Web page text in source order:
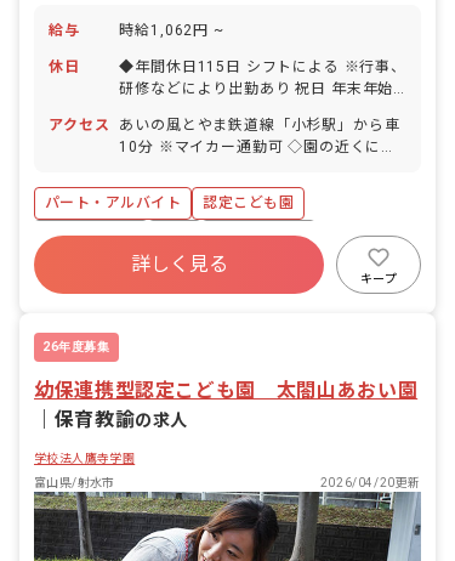
給与 時給1,062円 ~
休日
◆年間休日115日 シフトによる ※行事、
研修などにより出勤あり 祝日 年末年始
アクセス
あいの風とやま鉄道線「小杉駅」から車
10分 ※マイカー通勤可 ◇園の近くには
も充実しています。
パート・アルバイト
認定こども園
社会保険完備
有給
昇給昇進あり
新卒も歓迎
詳しく見る
キープ
26年度募集
幼保連携型認定こども園 太閤山あおい園
保育教諭の求人
学校法人鷹寺学園
富山県/射水市
2026/04/20更新